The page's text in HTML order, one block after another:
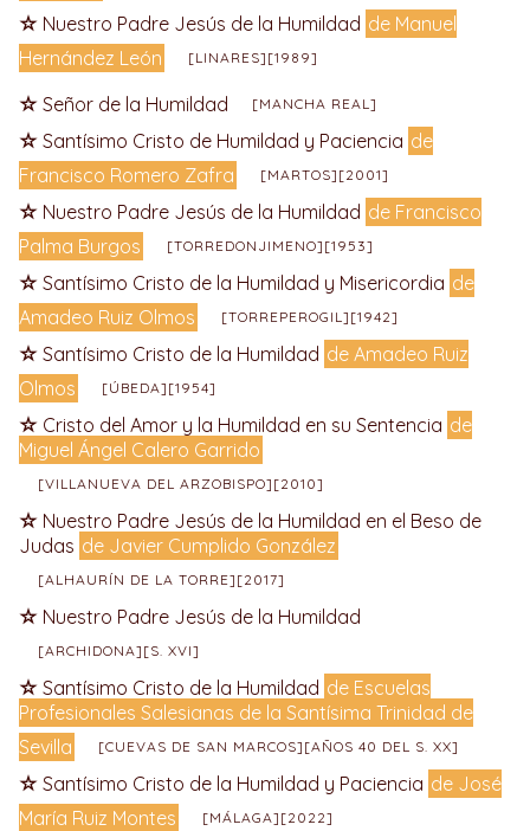
Nuestro Padre Jesús de la Humildad de Manuel
Hernández León
[LINARES][1989]
Señor de la Humildad [MANCHA REAL]
Santísimo Cristo de Humildad y Paciencia de
Francisco Romero Zafra
[MARTOS][2001]
Nuestro Padre Jesús de la Humildad de Francisco
Palma Burgos
[TORREDONJIMENO][1953]
Santísimo Cristo de la Humildad y Misericordia de
Amadeo Ruiz Olmos
[TORREPEROGIL][1942]
Santísimo Cristo de la Humildad de Amadeo Ruiz
Olmos
[ÚBEDA][1954]
Cristo del Amor y la Humildad en su Sentencia de
Miguel Ángel Calero Garrido
[VILLANUEVA DEL ARZOBISPO][2010]
Nuestro Padre Jesús de la Humildad en el Beso de
Judas de Javier Cumplido González
[ALHAURÍN DE LA TORRE][2017]
Nuestro Padre Jesús de la Humildad
[ARCHIDONA][S. XVI]
Santísimo Cristo de la Humildad de Escuelas
Profesionales Salesianas de la Santísima Trinidad de
Sevilla
[CUEVAS DE SAN MARCOS][AÑOS 40 DEL S. XX]
Santísimo Cristo de la Humildad y Paciencia de José
María Ruiz Montes
[MÁLAGA][2022]